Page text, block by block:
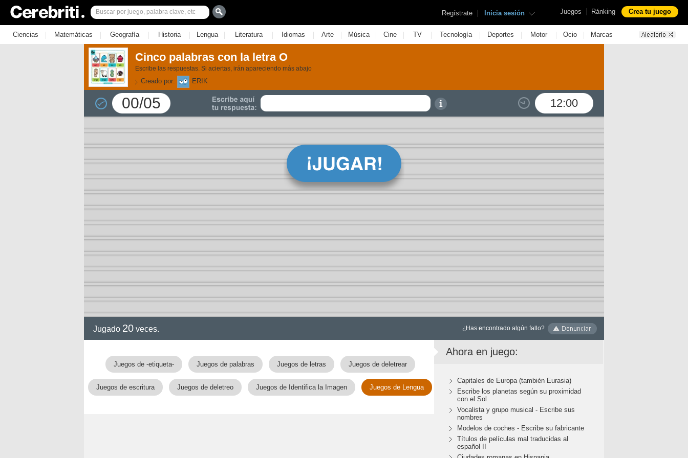
Juegos | Ránking Crea tu juego
Regístrate | Inicia sesión
Ciencias | Matemáticas | Geografía | Historia | Lengua | Literatura | Idiomas | Arte | Música | Cine | TV | Tecnología | Deportes | Motor | Ocio | Marcas
Cinco palabras con la letra O
Escribe las respuestas. Si aciertas, irán apareciendo más abajo
Creado por: ERIK
00/05 12:00
Jugado 20 veces. ¿Has encontrado algún fallo?
Juegos de -etiqueta- Juegos de palabras Juegos de letras Juegos de deletrear
Juegos de escritura Juegos de deletreo Juegos de Identifica la Imagen Juegos de Lengua
Ahora en juego:
Capitales de Europa (también Eurasia)
Escribe los planetas según su proximidad
con el Sol
Vocalista y grupo musical - Escribe sus
nombres
Modelos de coches - Escribe su fabricante
Títulos de películas mal traducidas al
español II